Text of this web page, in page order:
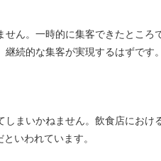
ん。一時的に集客できたところ
続的な集客が実現するはずです。
まいかねません。飲食店におけ
いわれています。